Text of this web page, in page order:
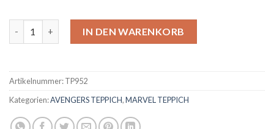
IN DEN WARENKORB
Artikelnummer:TP952
Kategorien:AVENGERS TEPPICH,MARVEL TEPPICH